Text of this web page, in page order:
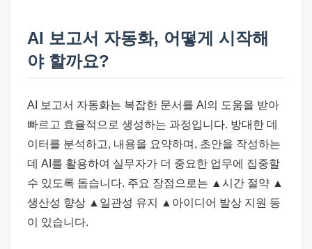
AI 보고서 자동화, 어떻게 시작해
야 할까요?
AI 보고서 자동화는 복잡한 문서를 AI의 도움을 받아
빠르고 효율적으로 생성하는 과정입니다. 방대한 데
이터를 분석하고, 내용을 요약하며, 초안을 작성하는
데 AI를 활용하여 실무자가 더 중요한 업무에 집중할
수 있도록 돕습니다. 주요 장점으로는 ▲시간 절약 ▲
생산성 향상 ▲일관성 유지 ▲아이디어 발상 지원 등
이 있습니다.